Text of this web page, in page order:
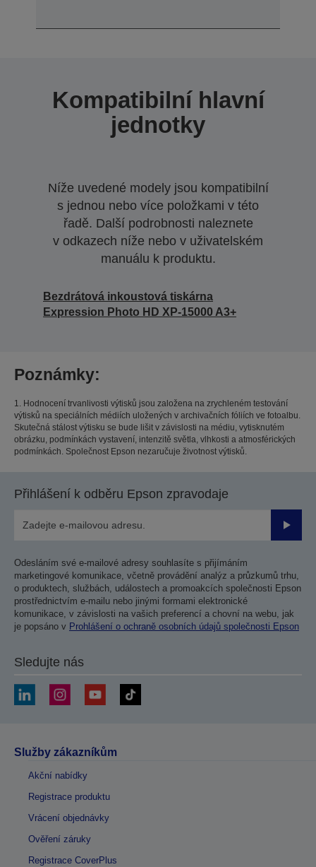
Kompatibilní hlavní
jednotky
Níže uvedené modely jsou kompatibilní
s jednou nebo více položkami v této
řadě. Další podrobnosti naleznete
v odkazech níže nebo v uživatelském
manuálu k produktu.
Bezdrátová inkoustová tiskárna
Expression Photo HD XP-15000 A3+
Poznámky:
1. Hodnocení trvanlivosti výtisků jsou založena na zrychleném testování
výtisků na speciálních médiích uložených v archivačních fóliích ve fotoalbu.
Skutečná stálost výtisku se bude lišit v závislosti na médiu, vytisknutém
obrázku, podmínkách vystavení, intenzitě světla, vlhkosti a atmosférických
podmínkách. Společnost Epson nezaručuje životnost výtisků.
Přihlášení k odběru Epson zpravodaje
Odesláním své e-mailové adresy souhlasíte s přijímáním
marketingové komunikace, včetně provádění analýz a průzkumů trhu,
o produktech, službách, událostech a promoakcích společnosti Epson
prostřednictvím e-mailu nebo jinými formami elektronické
komunikace, v závislosti na vašich preferencí a chovní na webu, jak
je popsáno v Prohlášení o ochraně osobních údajů společnosti Epson
Sledujte nás
Služby zákazníkům
Akční nabídky
Registrace produktu
Vrácení objednávky
Ověření záruky
Registrace CoverPlus